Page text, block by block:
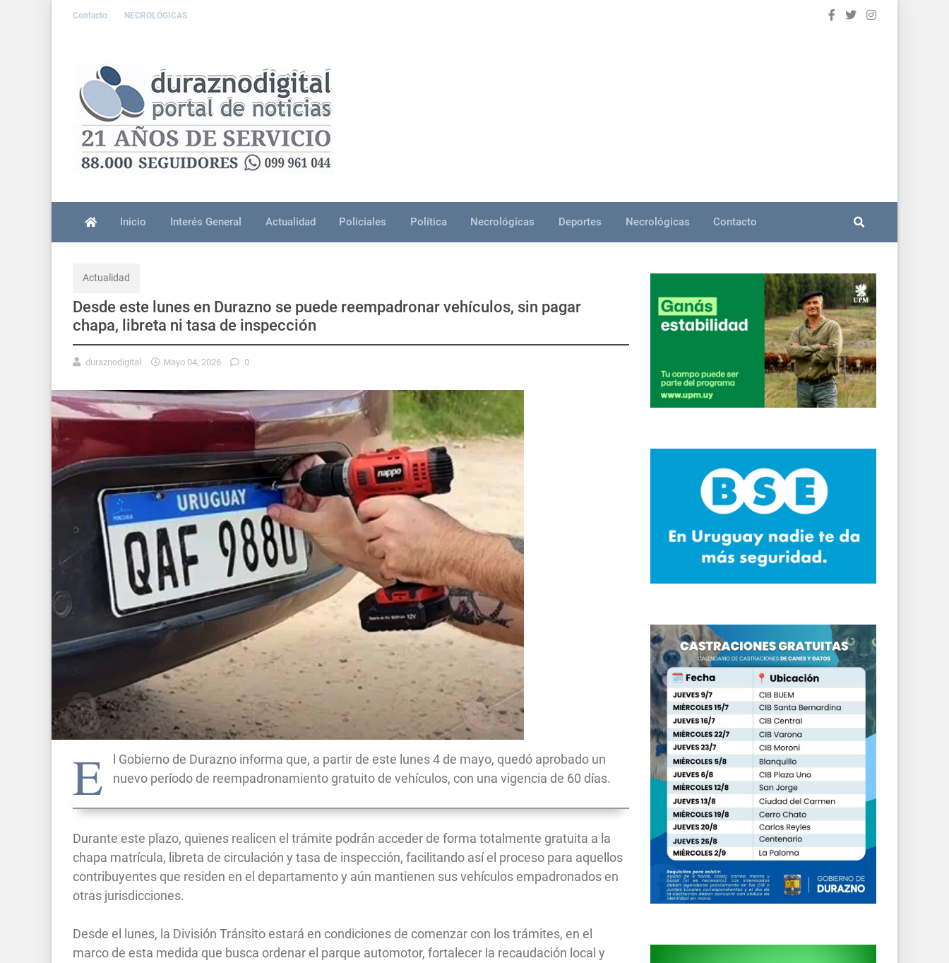
Contacto NECROLÓGICAS
Inicio Interés General Actualidad Policiales Política Necrológicas Deportes Necrológicas Contacto
Actualidad
Desde este lunes en Durazno se puede reempadronar vehículos, sin pagar
chapa, libreta ni tasa de inspección
duraznodigital Mayo 04, 2026 0
E
l Gobierno de Durazno informa que, a partir de este lunes 4 de mayo, quedó aprobado un
nuevo período de reempadronamiento gratuito de vehículos, con una vigencia de 60 días.
Durante este plazo, quienes realicen el trámite podrán acceder de forma totalmente gratuita a la
chapa matrícula, libreta de circulación y tasa de inspección, facilitando así el proceso para aquellos
contribuyentes que residen en el departamento y aún mantienen sus vehículos empadronados en
otras jurisdicciones.
Desde el lunes, la División Tránsito estará en condiciones de comenzar con los trámites, en el
marco de esta medida que busca ordenar el parque automotor, fortalecer la recaudación local y